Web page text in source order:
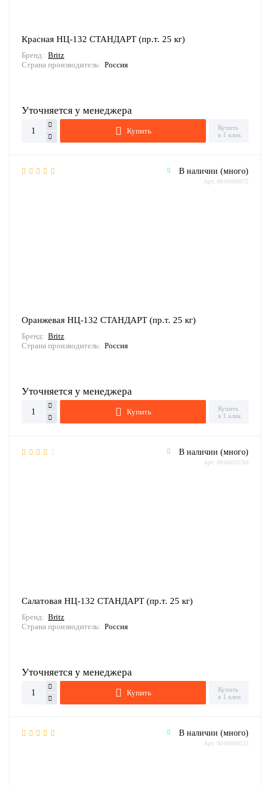
Красная НЦ-132 СТАНДАРТ (пр.т. 25 кг)
Бренд: Britz
Страна производитель: Россия
Уточняется у менеджера
Купить
Купить
в 1 клик
Оранжевая НЦ-132 СТАНДАРТ (пр.т. 25 кг)
Бренд: Britz
Страна производитель: Россия
В наличии (много)
Арт: 00-00009972
Уточняется у менеджера
Купить
Купить
в 1 клик
Салатовая НЦ-132 СТАНДАРТ (пр.т. 25 кг)
Бренд: Britz
Страна производитель: Россия
В наличии (много)
Арт: 00-00010768
Уточняется у менеджера
Купить
Купить
в 1 клик
В наличии (много)
Арт: 00-00009323